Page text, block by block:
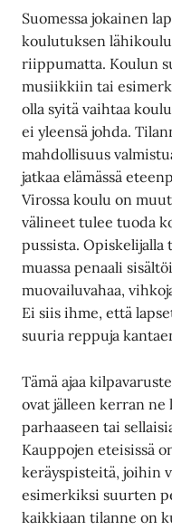
Suomessa jokainen
koulutuksen
riippumatta. Koulun
musiikkiin tai
olla syitä vaihtaa
ei yleensä johda.
mahdollisuus
jatkaa elämässä
Virossa koulu on
välineet tulee tuoda
pussista.
muassa penaali
muovailuvahaa,
Ei siis ihme, että
suuria reppuja
Tämä ajaa
ovat jälleen kerran ne
parhaaseen tai
Kauppojen eteisissä
keräyspisteitä, joihin
esimerkiksi suurten
kaikkiaan tilanne on